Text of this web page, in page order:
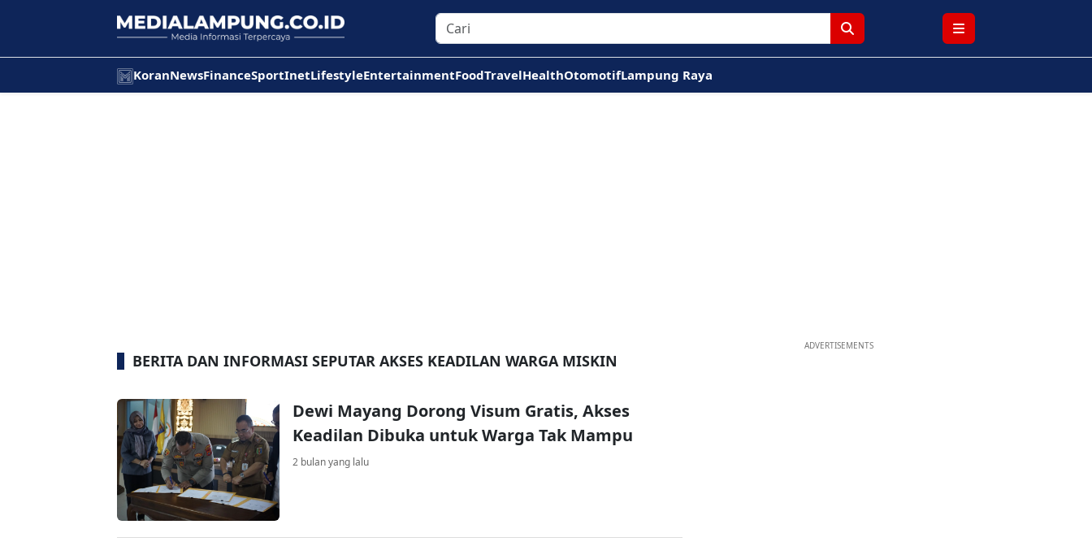
KoranNewsFinanceSportInetLifestyleEntertainmentFoodTravelHealthOtomotifLampung Raya
BERITA DAN INFORMASI SEPUTAR AKSES KEADILAN WARGA MISKIN
Dewi Mayang Dorong Visum Gratis, Akses
Keadilan Dibuka untuk Warga Tak Mampu
2 bulan yang lalu
ADVERTISEMENTS